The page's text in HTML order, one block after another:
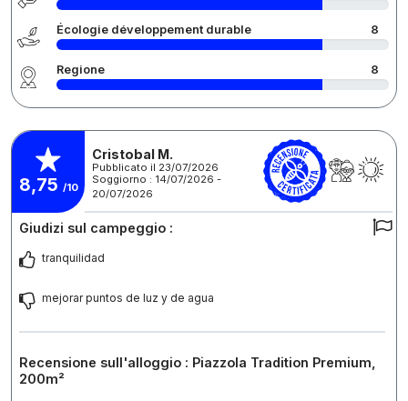
Écologie développement durable 8
Regione 8
8,75 /10
Cristobal M.
Pubblicato il 23/07/2026
Soggiorno : 14/07/2026 -
20/07/2026
Giudizi sul campeggio :
tranquilidad
mejorar puntos de luz y de agua
Recensione sull'alloggio : Piazzola Tradition Premium,
200m²